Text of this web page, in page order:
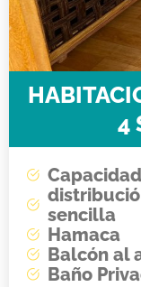
4
sencilla
Hamaca
Balcón al
Baño